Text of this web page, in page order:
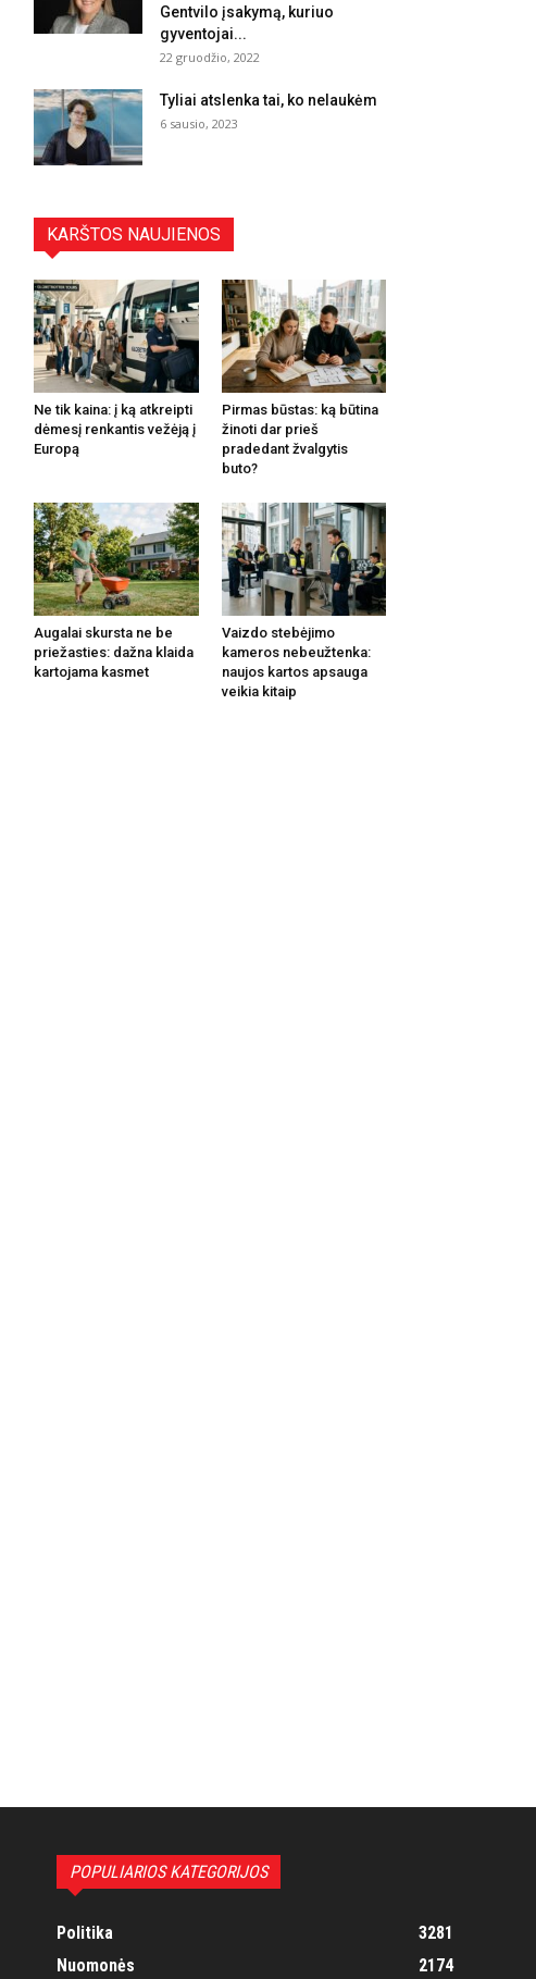
Gentvilo įsakymą, kuriuo
gyventojai...
22 gruodžio, 2022
Tyliai atslenka tai, ko nelaukėm
6 sausio, 2023
KARŠTOS NAUJIENOS
Ne tik kaina: į ką atkreipti
dėmesį renkantis vežėją į
Europą
Pirmas būstas: ką būtina
žinoti dar prieš
pradedant žvalgytis
buto?
Augalai skursta ne be
priežasties: dažna klaida
kartojama kasmet
Vaizdo stebėjimo
kameros nebeužtenka:
naujos kartos apsauga
veikia kitaip
POPULIARIOS KATEGORIJOS
Politika
3281
Nuomonės
2174